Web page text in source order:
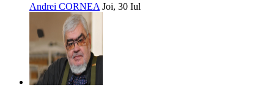
Andrei CORNEA Joi, 30 Iul